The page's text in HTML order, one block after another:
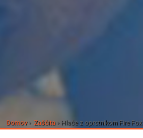
Domov Zaščita Hlače z oprstnikom Fire Fox